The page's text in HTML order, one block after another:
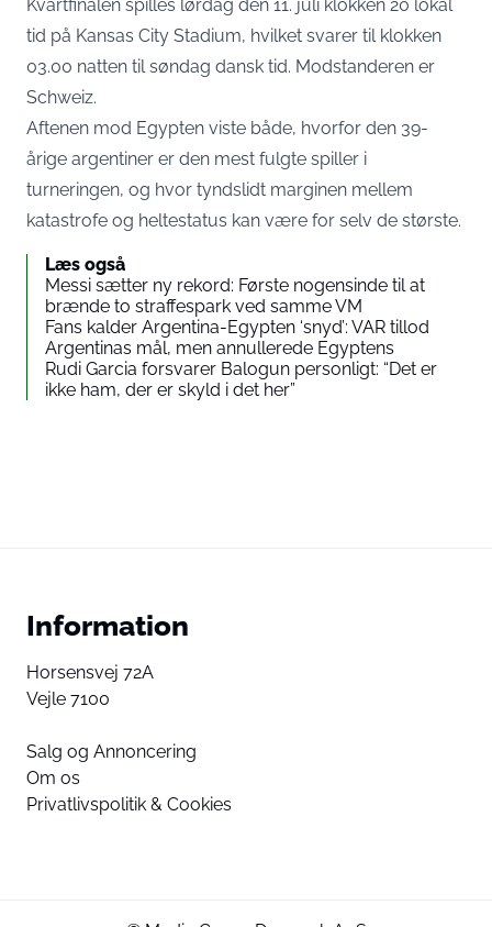
Kvartfinalen spilles lørdag den 11. juli klokken 20 lokal
tid på Kansas City Stadium, hvilket svarer til klokken
03.00 natten til søndag dansk tid. Modstanderen er
Schweiz.
Aftenen mod Egypten viste både, hvorfor den 39-
årige argentiner er den mest fulgte spiller i
turneringen, og hvor tyndslidt marginen mellem
katastrofe og heltestatus kan være for selv de største.
Læs også
Messi sætter ny rekord: Første nogensinde til at
brænde to straffespark ved samme VM
Fans kalder Argentina-Egypten ‘snyd’: VAR tillod
Argentinas mål, men annullerede Egyptens
Rudi Garcia forsvarer Balogun personligt: “Det er
ikke ham, der er skyld i det her”
Information
Horsensvej 72A
Vejle 7100
Salg og Annoncering
Om os
Privatlivspolitik & Cookies